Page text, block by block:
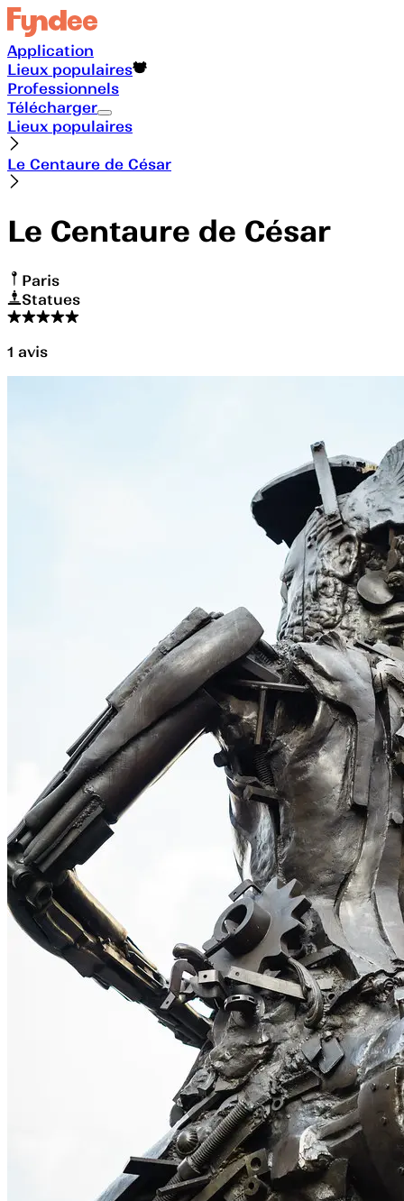
Application
Lieux populaires
Professionnels
Télécharger
Lieux populaires
Le Centaure de César
Le Centaure de César
Paris
Statues
1 avis